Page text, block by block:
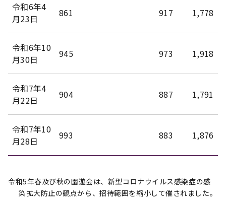
令和6年4
月23日
861 917 1,778
令和6年10
月30日
945 973 1,918
令和7年4
月22日
904 887 1,791
令和7年10
月28日
993 883 1,876
令和5年春及び秋の園遊会は、新型コロナウイルス感染症の感
染拡大防止の観点から、招待範囲を縮小して催されました。